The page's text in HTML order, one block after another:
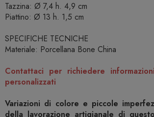
Tazzina: Ø 7,4 h. 4,9 cm
Piattino: Ø 13 h. 1,5 cm
SPECIFICHE TECNICHE
Materiale: Porcellana Bone China
Contattaci per richiedere
personalizzati
Variazioni di colore e piccole
della lavorazione artigianale di